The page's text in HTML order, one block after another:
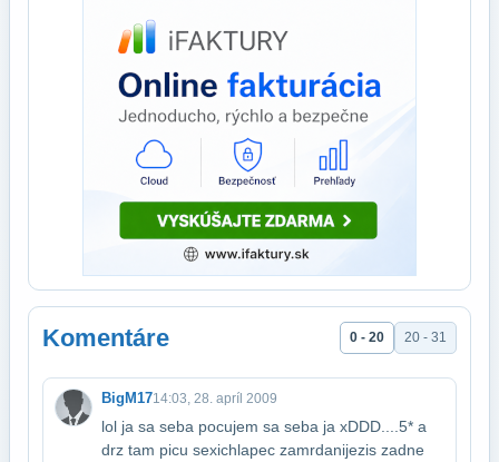
Komentáre 0 - 20 20 - 31
BigM1714:03, 28. apríl 2009
lol ja sa seba pocujem sa seba ja xDDD....5* a
drz tam picu sexichlapec zamrdani​jezis zadne